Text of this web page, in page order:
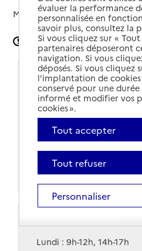
Mis à jour le02/05/2024
Signaler une erreur
Coordonnées
Adresse
Place Jean Moulin
37290-Preuilly-sur-Claise
Voir itinéraire
Site internet
Lundi : 9h-12h, 14h-17h
évaluer la performance
personnalisée en
savoir plus, consultez la
Si vous cliquez sur «
partenaires déposeront
navigation. Si vous
déposés. Si vous cliquez
l’implantation de
conservé pour une
informé et modifier vos
cookies ».
Tout accepter
Tout refuser
Personnaliser